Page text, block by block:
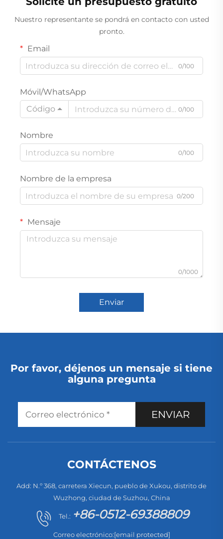
en hoteles y en seco
automóviles y hoteles
Nuestro representante se pondrá en contacto con usted
pronto.
Email
0/100
Móvil/WhatsApp
Código
0/100
Nombre
0/100
Nombre de la empresa
0/200
Mensaje
0/1000
Enviar
Por favor, déjenos un mensaje si tiene
alguna pregunta
ENVIAR
CONTÁCTENOS
Add: N.º 368, carretera Xiecun, pueblo de Xukou, distrito de
Wuzhong, ciudad de Suzhou, China
Tel.: +86-0512-69388809
Correo electrónico:[email protected]